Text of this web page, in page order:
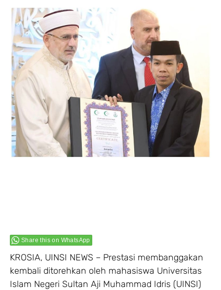
Share this on WhatsApp
KROSIA, UINSI NEWS – Prestasi membanggakan
kembali ditorehkan oleh mahasiswa Universitas
Islam Negeri Sultan Aji Muhammad Idris (UINSI)